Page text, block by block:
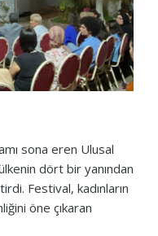
sona eren Ulusal
dört bir yanından
Festival, kadınların
öne çıkaran